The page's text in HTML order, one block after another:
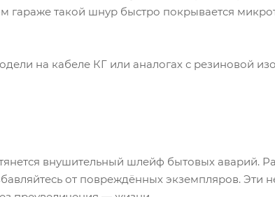
гараже такой шнур быстро покрывается
на кабеле КГ или аналогах с резиновой
внушительный шлейф бытовых аварий.
от повреждённых экземпляров. Эти